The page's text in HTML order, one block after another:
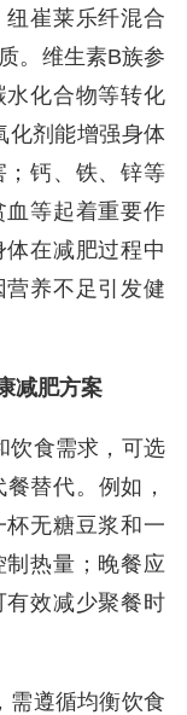
崔莱乐纤混合
。维生素B族参
化合物等转化
化剂能增强身体
钙、铁、锌等
等起着重要作
在减肥过程中
养不足引发健
减肥方案
饮食需求，可选
替代。例如，
无糖豆浆和一
热量；晚餐应
效减少聚餐时
需遵循均衡饮食